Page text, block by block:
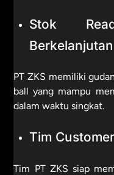
Stok
Berkelanjutan
PT ZKS memiliki
ball yang mampu
dalam waktu singkat.
Tim
Tim PT ZKS siap